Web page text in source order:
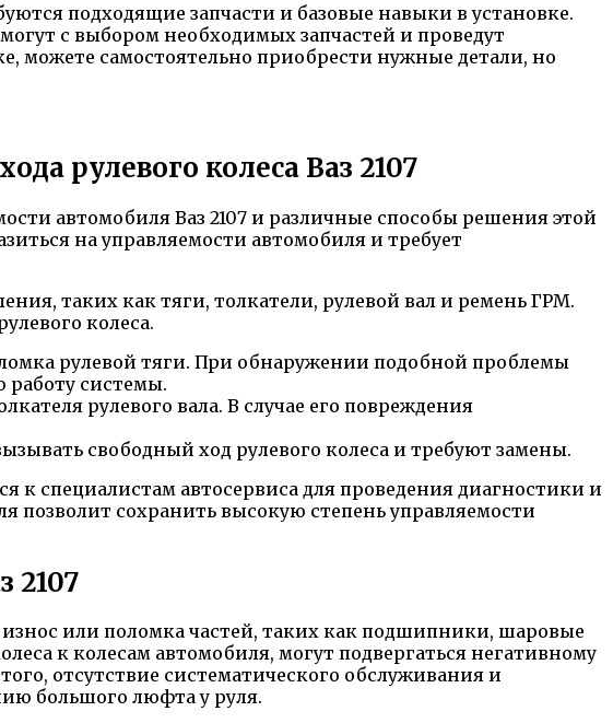
подходящие запчасти и базовые навыки в установке.
с выбором необходимых запчастей и проведут
можете самостоятельно приобрести нужные детали, но
рулевого колеса Ваз 2107
автомобиля Ваз 2107 и различные способы решения этой
на управляемости автомобиля и требует
таких как тяги, толкатели, рулевой вал и ремень ГРМ.
колеса.
рулевой тяги. При обнаружении подобной проблемы
работу системы.
рулевого вала. В случае его повреждения
свободный ход рулевого колеса и требуют замены.
к специалистам автосервиса для проведения диагностики и
сохранить высокую степень управляемости
2107
или поломка частей, таких как подшипники, шаровые
к колесам автомобиля, могут подвергаться негативному
отсутствие систематического обслуживания и
большого люфта у руля.